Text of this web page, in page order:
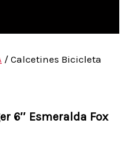
/ Calcetines Bicicleta
6″ Esmeralda Fox